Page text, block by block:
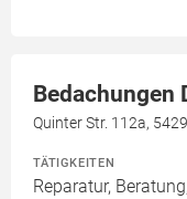
Bedachungen
Quinter Str. 112a,
TÄTIGKEITEN
Reparatur,